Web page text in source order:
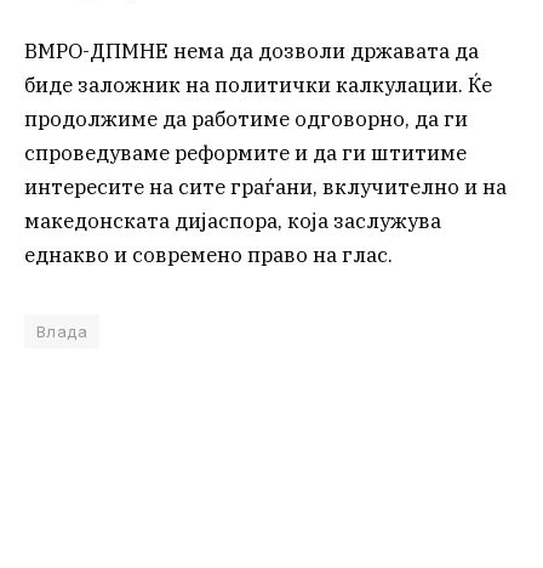
ВМРО-ДПМНЕ нема да дозволи државата да
биде заложник на политички калкулации. Ќе
продолжиме да работиме одговорно, да ги
спроведуваме реформите и да ги штитиме
интересите на сите граѓани, вклучително и на
македонската дијаспора, која заслужува
еднакво и современо право на глас.
Влада